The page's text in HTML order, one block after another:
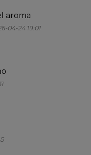
aroma
04-24 19:01